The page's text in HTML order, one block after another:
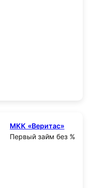
МКК «Веритас»
Первый займ без %